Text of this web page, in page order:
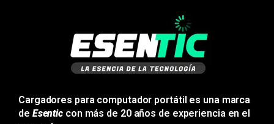
Cargadores para computador portátil es una marca
de Esentic con más de 20 años de experiencia en el